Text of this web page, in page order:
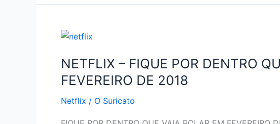
NA
NETFLIX – FIQUE POR DENTRO
FEVEREIRO DE 2018
Netflix / O Suricato